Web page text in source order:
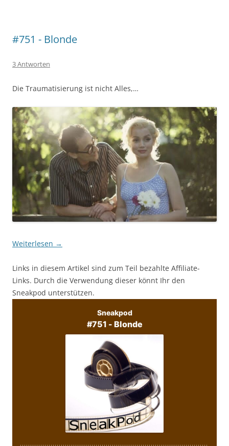
#751 - Blonde
3 Antworten
Die Traumatisierung ist nicht Alles,…
Weiterlesen →
Links in diesem Artikel sind zum Teil bezahlte Affiliate-
Links. Durch die Verwendung dieser könnt Ihr den
Sneakpod unterstützen.